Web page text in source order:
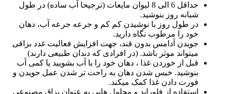
حداقل 6 الی 8 لیوان مایعات (ترجیحا آب ساده) در طول
شبانه روز بنوشید.
در طول روز با نوشیدن کم کم و جرعه جرعه آب، دهان
خود را مرطوب نگاه دارید.
جویدن آدامس بدون قند، جهت افزایش فعالیت غدد بزاقی
میتواند موثر باشد. (در افرادی که دندان طبیعی دارند)
قبل از خوردن غذا ، دهان خود را با آب بشویید یا کمی آب
بنوشید. خیس شدن دهان به راحت تر شدن عمل جویدن و
قورت دادن غذا کمک میکند.
استفاده از فلوراید و محلول هایی به عنوان بزاق مصنوعی